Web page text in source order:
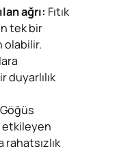
ağrı: Fıtık
tek bir
olabilir.
Göğüs
etkileyen
rahatsızlık